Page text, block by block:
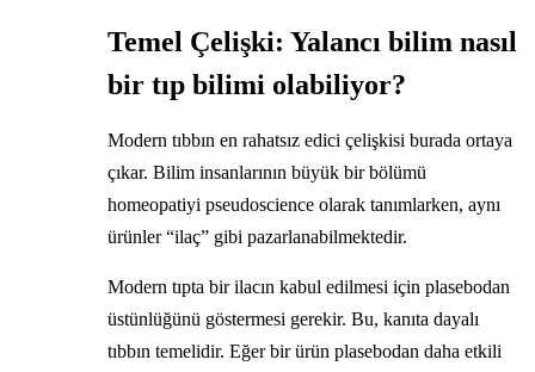
Temel Çelişki: Yalancı bilim nasıl
bir tıp bilimi olabiliyor?
Modern tıbbın en rahatsız edici çelişkisi burada ortaya
çıkar. Bilim insanlarının büyük bir bölümü
homeopatiyi pseudoscience olarak tanımlarken, aynı
ürünler “ilaç” gibi pazarlanabilmektedir.
Modern tıpta bir ilacın kabul edilmesi için plasebodan
üstünlüğünü göstermesi gerekir. Bu, kanıta dayalı
tıbbın temelidir. Eğer bir ürün plasebodan daha etkili